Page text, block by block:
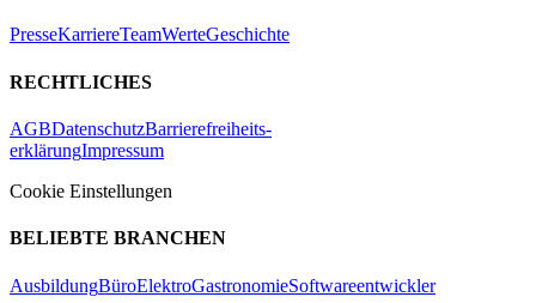
PresseKarriereTeamWerteGeschichte
RECHTLICHES
AGBDatenschutzBarrierefreiheits-
erklärungImpressum
Cookie Einstellungen
BELIEBTE BRANCHEN
AusbildungBüroElektroGastronomieSoftwareentwickler